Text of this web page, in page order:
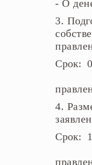
- О
3.
4.